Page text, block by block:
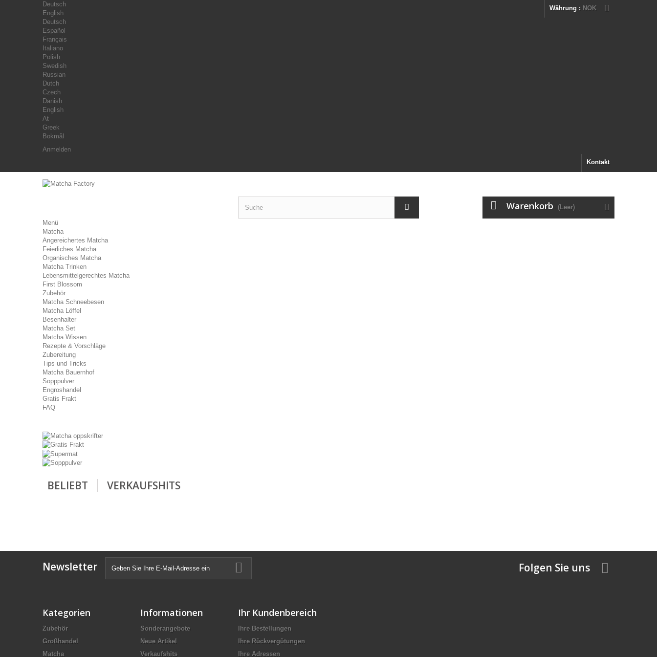
Währung : NOK
Deutsch
English
Deutsch
Español
Français
Italiano
Polish
Swedish
Russian
Dutch
Czech
Danish
English
At
Greek
Bokmål
Anmelden
Kontakt
Warenkorb (Leer)
Menü
Matcha
Angereichertes Matcha
Feierliches Matcha
Organisches Matcha
Matcha Trinken
Lebensmittelgerechtes Matcha
First Blossom
Zubehör
Matcha Schneebesen
Matcha Löffel
Besenhalter
Matcha Set
Matcha Wissen
Rezepte & Vorschläge
Zubereitung
Tips und Tricks
Matcha Bauernhof
Sopppulver
Engroshandel
Gratis Frakt
FAQ
BELIEBT VERKAUFSHITS
Newsletter Folgen Sie uns
Kategorien
Zubehör
Großhandel
Matcha
Informationen
Sonderangebote
Neue Artikel
Verkaufshits
Ihr Kundenbereich
Ihre Bestellungen
Ihre Rückvergütungen
Ihre Adressen